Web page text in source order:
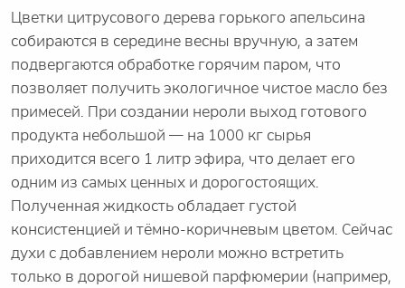
Цветки цитрусового дерева горького апельсина
собираются в середине весны вручную, а затем
подвергаются обработке горячим паром, что
позволяет получить экологичное чистое масло без
примесей. При создании нероли выход готового
продукта небольшой — на 1000 кг сырья
приходится всего 1 литр эфира, что делает его
одним из самых ценных и дорогостоящих.
Полученная жидкость обладает густой
консистенцией и тёмно-коричневым цветом. Сейчас
духи с добавлением нероли можно встретить
только в дорогой нишевой парфюмерии (например,